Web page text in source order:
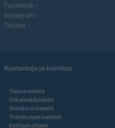
Facebook
Instagram
Twitter
Kustantaja ja toimitus
Tietoa meistä
Oikaisukäytäntö
Ilmoita virheestä
Toimitusperiaatteet
Eettiset ohjeet